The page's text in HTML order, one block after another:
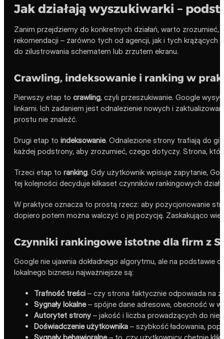
Jak działają wyszukiwarki –
Zanim przejdziemy do konkretnych działań, warto
rekomendacji – zarówno tych od agencji, jak i tych
do zilustrowania schematem lub zrzutem ekranu.
Crawling, indeksowanie i ranking w
Pierwszy etap to crawling, czyli przeszukiwanie. Google
linkami. Ich zadaniem jest odnalezienie nowych i
prostu nie znaleźć.
Drugi etap to indeksowanie. Odnalezione strony trafiają do
każdej podstrony, aby zrozumieć, czego dotyczy. Strona,
Trzeci etap to ranking. Gdy użytkownik wpisuje zapytanie,
tej kolejności decyduje kilkaset czynników rankingowych
W praktyce oznacza to prostą rzecz: aby pozycjonowanie
dopiero potem można walczyć o jej pozycję. Zaskakująco
Czynniki rankingowe istotne dla firm z
Google nie ujawnia dokładnego algorytmu, ale na podstawie
lokalnego biznesu najważniejsze są:
Trafność treści – czy strona faktycznie odpowiada na
Sygnały lokalne– spójne dane adresowe, obecność w
Autorytet strony – jakość i liczba prowadzących do niej
Doświadczenie użytkownika – szybkość ładowania,